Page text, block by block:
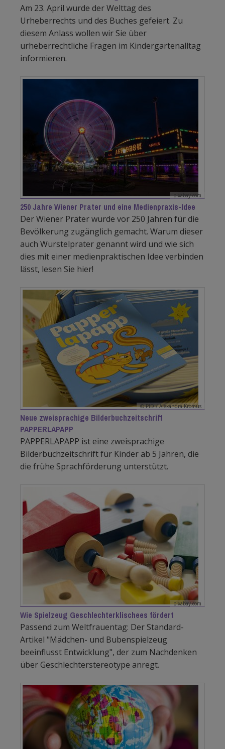
Am 23. April wurde der Welttag des
Urheberrechts und des Buches gefeiert. Zu
diesem Anlass wollen wir Sie über
urheberrechtliche Fragen im Kindergartenalltag
informieren.
pixabay.com
250 Jahre Wiener Prater und eine Medienpraxis-Idee
Der Wiener Prater wurde vor 250 Jahren für die
Bevölkerung zugänglich gemacht. Warum dieser
auch Wurstelprater genannt wird und wie sich
dies mit einer medienpraktischen Idee verbinden
lässt, lesen Sie hier!
© PID / Alexandra Kromus
Neue zweisprachige Bilderbuchzeitschrift
PAPPERLAPAPP
PAPPERLAPAPP ist eine zweisprachige
Bilderbuchzeitschrift für Kinder ab 5 Jahren, die
die frühe Sprachförderung unterstützt.
pixabay.com
Wie Spielzeug Geschlechterklischees fördert
Passend zum Weltfrauentag: Der Standard-
Artikel "Mädchen- und Bubenspielzeug
beeinflusst Entwicklung", der zum Nachdenken
über Geschlechterstereotype anregt.